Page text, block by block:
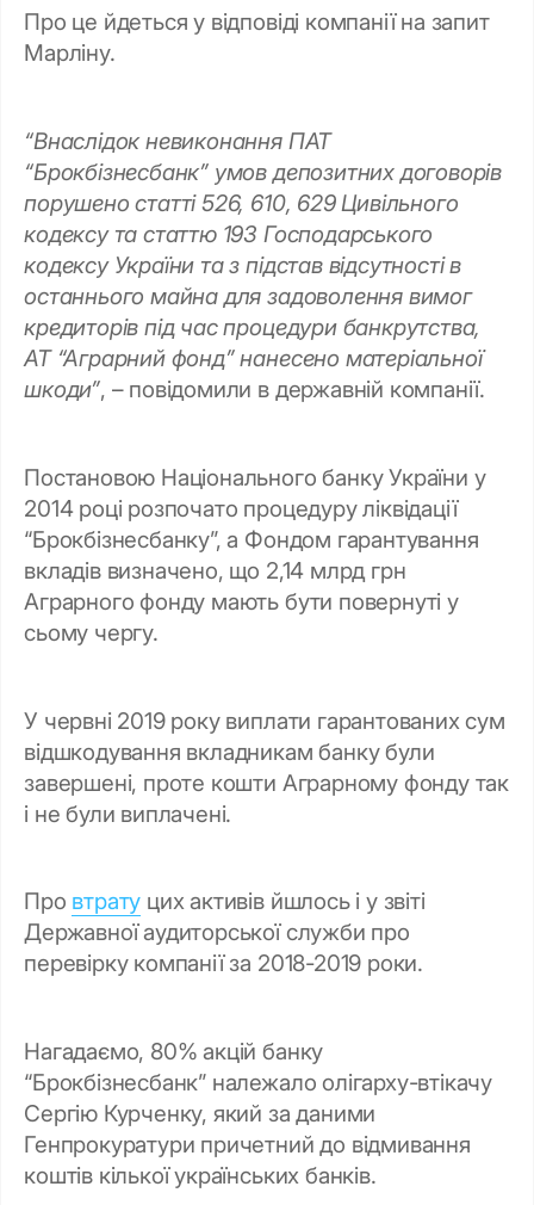
Про це йдеться у відповіді компанії на запит
Марліну.
“Внаслідок невиконання ПАТ
“Брокбізнесбанк” умов депозитних договорів
порушено статті 526, 610, 629 Цивільного
кодексу та статтю 193 Господарського
кодексу України та з підстав відсутності в
останнього майна для задоволення вимог
кредиторів під час процедури банкрутства,
АТ “Аграрний фонд” нанесено матеріальної
шкоди”, – повідомили в державній компанії.
Постановою Національного банку України у
2014 році розпочато процедуру ліквідації
“Брокбізнесбанку”, а Фондом гарантування
вкладів визначено, що 2,14 млрд грн
Аграрного фонду мають бути повернуті у
сьому чергу.
У червні 2019 року виплати гарантованих сум
відшкодування вкладникам банку були
завершені, проте кошти Аграрному фонду так
і не були виплачені.
Про втрату цих активів йшлось і у звіті
Державної аудиторської служби про
перевірку компанії за 2018-2019 роки.
Нагадаємо, 80% акцій банку
“Брокбізнесбанк” належало олігарху-втікачу
Сергію Курченку, який за даними
Генпрокуратури причетний до відмивання
коштів кілької українських банків.